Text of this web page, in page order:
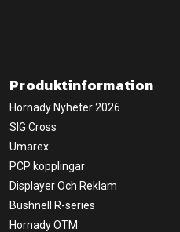
Produktinformation
Hornady Nyheter 2026
SIG Cross
Umarex
PCP kopplingar
Displayer Och Reklam
Bushnell R-series
Hornady OTM